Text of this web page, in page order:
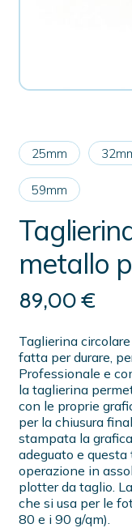
25mm
59mm
metallo
89,00€
Taglierina
fatta per durare,
Professionale e
la taglierina
con le proprie
per la chiusura
stampata la
adeguato e
operazione in
plotter da taglio.
che si usa per le
80 e i 90 g/qm).